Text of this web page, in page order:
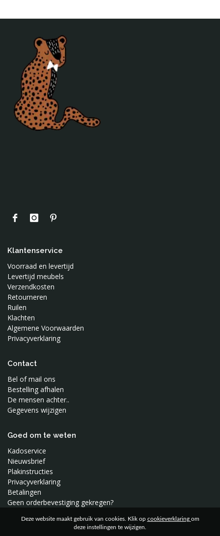
Deze website maakt gebruik van cookies. Klik op cookieverklaring om
deze instellingen te wijzigen.
Kussens
Posters
Verlichting
Poefjes en speelkussens
Decoratie
Behang
Klantenservice
Voorraad en levertijd
Levertijd meubels
Verzendkosten
Retourneren
Ruilen
Klachten
Algemene Voorwaarden
Privacyverklaring
Contact
Bel of mail ons
Bestelling afhalen
De mensen achter..
Gegevens wijzigen
Goed om te weten
Kadoservice
Nieuwsbrief
Plakinstructies
Privacyverklaring
Betalingen
Geen orderbevestiging gekregen?